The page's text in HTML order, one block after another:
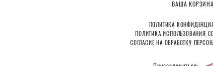
ВАША КОРЗИНА
ПОЛИТИКА
ПОЛИТИКА ИСПОЛЬЗОВАНИЯ
СОГЛАСИЕ НА ОБРАБОТКУ